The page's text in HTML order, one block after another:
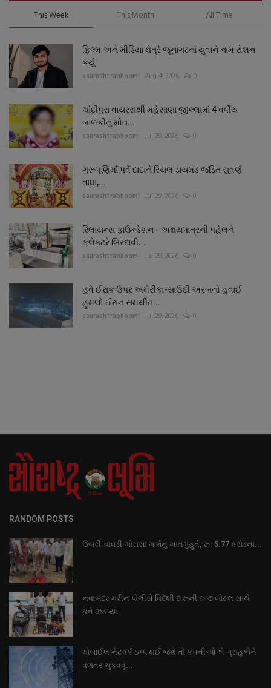
This Week This Month All Time
ફિલ્મ અને મીડિયા ક્ષેત્રે જૂનાગઢનાં યુવાને નામ રોશન
કર્યું
saurashtrabhoomi Aug 4, 2026 0
ચાંદીપુરા વાયરસથી મહેસાણા જીલ્લામાં 4 વર્ષીય
બાળકીનું મોત...
saurashtrabhoomi Jul 29, 2026 0
ગુરૂપૂણિર્માં પર્વે દાદાને રિયલ ડાયમંડ જડિત સુવર્ણ
વાઘા,...
saurashtrabhoomi Jul 29, 2026 0
રિલાયન્સ ફાઉન્ડેશન - અક્ષયપાત્રની પહેલને
કલેક્ટરે બિરદાવી...
saurashtrabhoomi Jul 29, 2026 0
હવે ઈરાક ઉપર અમેરીકા-સાઉદી અરબનો હવાઈ
હુમલો ઈરાન સમર્થીત...
saurashtrabhoomi Jul 29, 2026 0
RANDOM POSTS
ઉંબરી-વાવડી-મોરાસા માર્ગનું ખાતમુહૂર્ત, રૂ. 5.77 કરોડના...
નવાબંદર મરીન પોલીસે વિદેશી દારૂની ૬૬૭ બોટલ સાથે
૪ને ઝડપ્યા
મોબાઈલ નેટવર્ક ઠપ્પ થઈ જશે તો કંપનીઓએ ગ્રાહકોને
વળતર ચુકવવું...